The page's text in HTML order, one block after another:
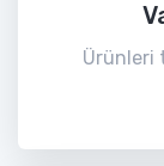
Ürünleri